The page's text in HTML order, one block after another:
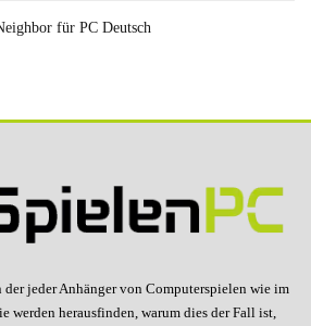
für PC Deutsch
jeder Anhänger von Computerspielen wie im
werden herausfinden, warum dies der Fall ist,